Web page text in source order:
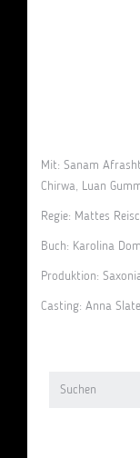
Mit: Sanam
Chirwa, Luan
Regie: Mattes
Buch: Karolina
Produktion:
Casting: Anna